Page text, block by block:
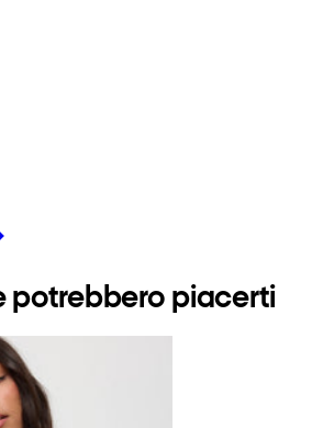
potrebbero piacerti